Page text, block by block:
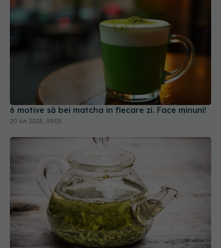
6 motive să bei matcha în fiecare zi. Face minuni!
20 iun 2025, 09:05